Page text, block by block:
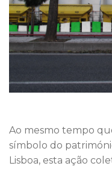
Ao mesmo tempo
símbolo do
Lisboa, esta ação